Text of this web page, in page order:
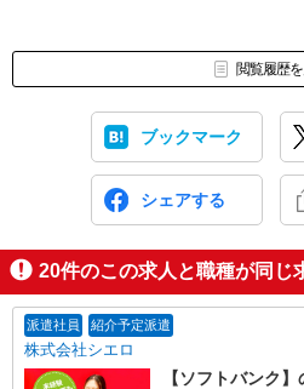
閲覧履歴
ブックマーク
シェアする
20件のこの求人と職種が同じ
派遣社員 紹介予定派遣
株式会社シエロ
【ソフトバンク